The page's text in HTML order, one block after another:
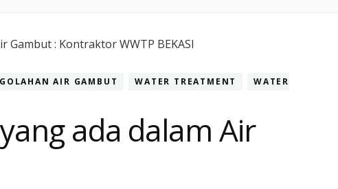
AIR GAMBUT WATER TREATMENT
WATER
ada dalam Air